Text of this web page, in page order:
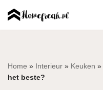
inhoud
Home » Interieur » Keuken »
het beste?